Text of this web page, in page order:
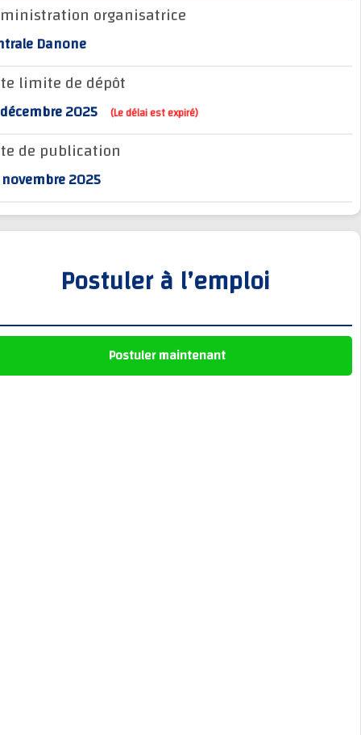
Administration organisatrice
Centrale Danone
Date limite de dépôt
27 décembre 2025(Le délai est expiré)
Date de publication
28 novembre 2025
Postuler à l’emploi
Postuler maintenant